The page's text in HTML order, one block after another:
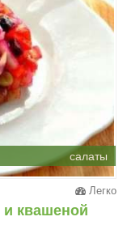
салаты
Легко
квашеной